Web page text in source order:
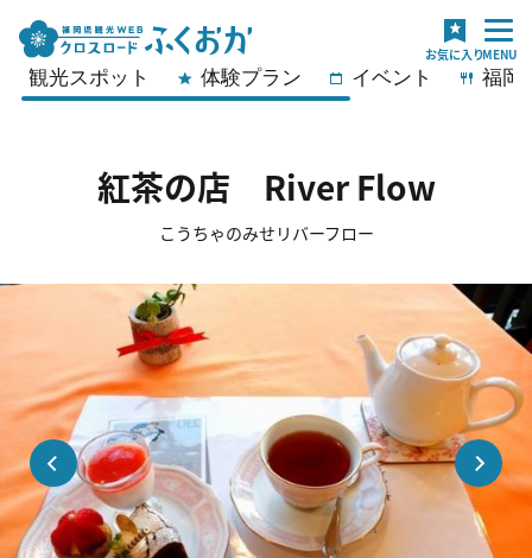
観光スポット 体験プラン イベント 福岡
紅茶の店 River Flow
こうちゃのみせリバーフロー